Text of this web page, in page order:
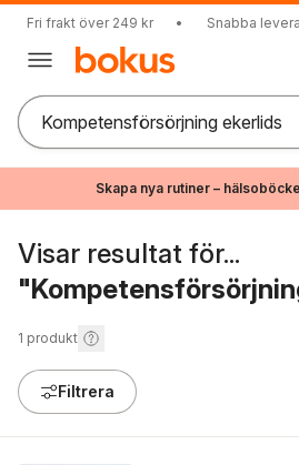
Fri frakt över 249 kr • Snabba
Skapa nya rutiner –
Visar resultat för...
1 produkt
Filtrera